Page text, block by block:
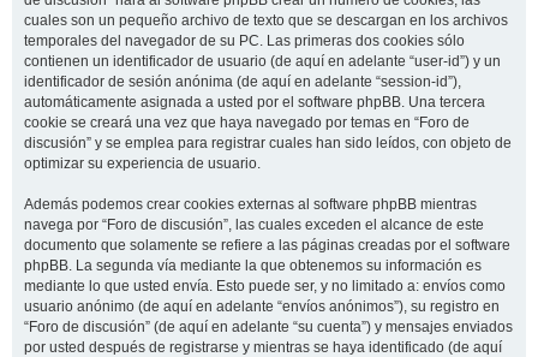
cuales son un pequeño archivo de texto que se descargan en los archivos
temporales del navegador de su PC. Las primeras dos cookies sólo
contienen un identificador de usuario (de aquí en adelante “user-id”) y un
identificador de sesión anónima (de aquí en adelante “session-id”),
automáticamente asignada a usted por el software phpBB. Una tercera
cookie se creará una vez que haya navegado por temas en “Foro de
discusión” y se emplea para registrar cuales han sido leídos, con objeto de
optimizar su experiencia de usuario.
Además podemos crear cookies externas al software phpBB mientras
navega por “Foro de discusión”, las cuales exceden el alcance de este
documento que solamente se refiere a las páginas creadas por el software
phpBB. La segunda vía mediante la que obtenemos su información es
mediante lo que usted envía. Esto puede ser, y no limitado a: envíos como
usuario anónimo (de aquí en adelante “envíos anónimos”), su registro en
“Foro de discusión” (de aquí en adelante “su cuenta”) y mensajes enviados
por usted después de registrarse y mientras se haya identificado (de aquí